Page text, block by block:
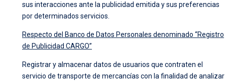
sus interacciones ante la publicidad emitida y sus preferencias
por determinados servicios.
Respecto del Banco de Datos Personales denominado “Registro
de Publicidad CARGO”
Registrar y almacenar datos de usuarios que contraten el
servicio de transporte de mercancías con la finalidad de analizar